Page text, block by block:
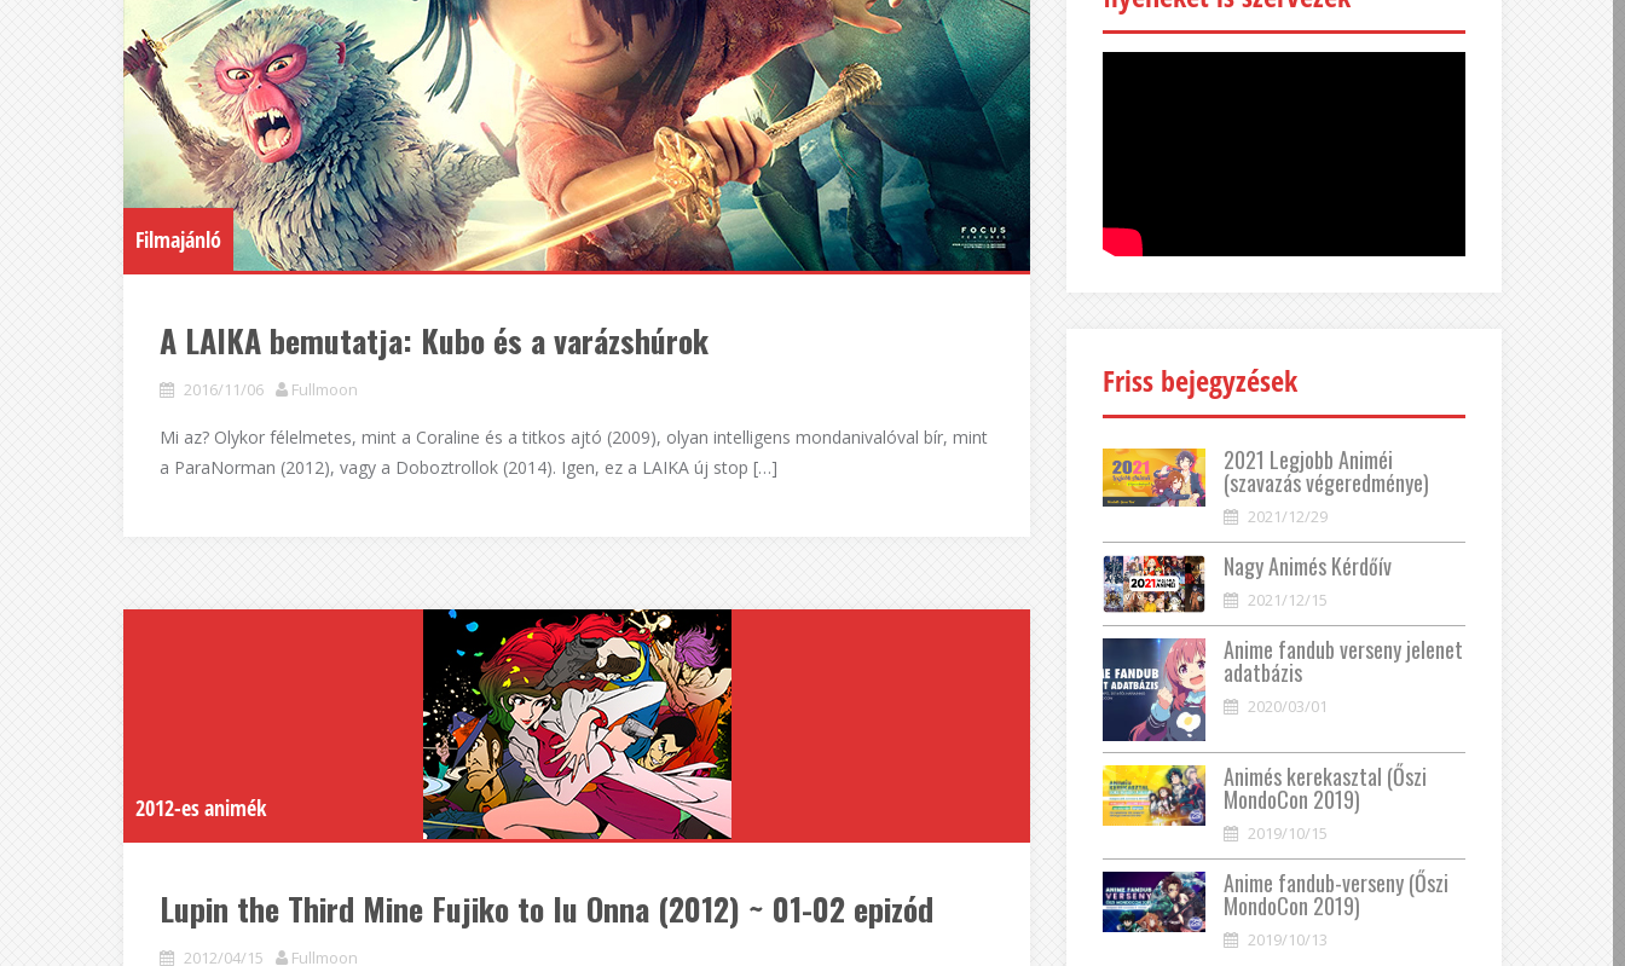
Filmajánló
A LAIKA bemutatja: Kubo és a varázshúrok
2016/11/06 Fullmoon
Mi az? Olykor félelmetes, mint a Coraline és a titkos ajtó (2009), olyan intelligens mondanivalóval bír, mint
a ParaNorman (2012), vagy a Doboztrollok (2014). Igen, ez a LAIKA új stop […]
2012-es animék
Lupin the Third Mine Fujiko to Iu Onna (2012) ~ 01-02 epizód
2012/04/15 Fullmoon
Friss bejegyzések
2021 Legjobb Animéi
(szavazás végeredménye)
2021/12/29
Nagy Animés Kérdőív
2021/12/15
Anime fandub verseny jelenet
adatbázis
2020/03/01
Animés kerekasztal (Őszi
MondoCon 2019)
2019/10/15
Anime fandub-verseny (Őszi
MondoCon 2019)
2019/10/13